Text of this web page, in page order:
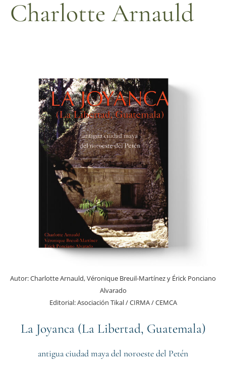
Charlotte Arnauld
Autor:Charlotte Arnauld, Véronique Breuil-Martínez y Érick Ponciano
Alvarado
Editorial:Asociación Tikal / CIRMA / CEMCA
La Joyanca (La Libertad, Guatemala)
antigua ciudad maya del noroeste del Petén